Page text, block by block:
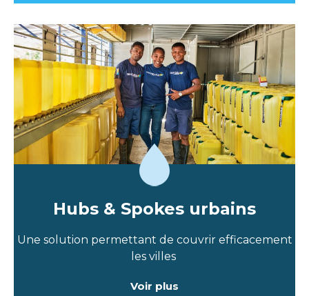
Hubs & Spokes urbains
Une solution permettant de couvrir efficacement
les villes
Voir plus